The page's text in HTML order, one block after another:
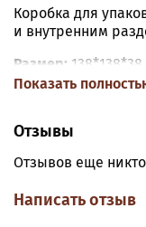
Коробка для
и внутренним
Размер: 138*138*38
Показать
Отзывы
Отзывов еще
Написать отзыв